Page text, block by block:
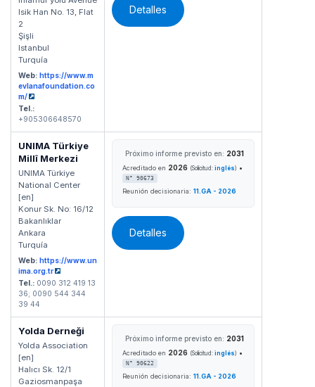
Isik Han No. 13, Flat
2
Şişli
Istanbul
Turquía
Web: https://www.m
evlanafoundation.co
m/
Tel.:
+905306648570
Detalles
UNIMA Türkiye
Millî Merkezi
UNIMA Türkiye
National Center
[en]
Konur Sk. No: 16/12
Bakanlıklar
Ankara
Turquía
Web: https://www.un
ima.org.tr
Tel.: 0090 312 419 13
36; 0090 544 344
39 44
Próximo informe previsto en: 2031
Acreditado en 2026 (Solicitud: inglés) •
N° 90673
Reunión decisionaria: 11.GA - 2026
Detalles
Yolda Derneği
Yolda Association
[en]
Halıcı Sk. 12/1
Gaziosmanpaşa
Próximo informe previsto en: 2031
Acreditado en 2026 (Solicitud: inglés) •
N° 90622
Reunión decisionaria: 11.GA - 2026